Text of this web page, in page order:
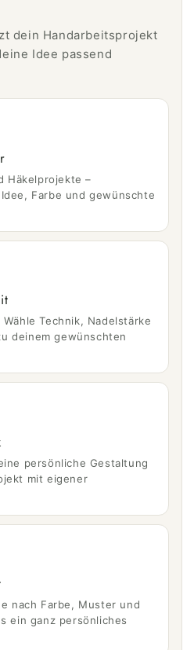
dein Handarbeitsprojekt
Idee passend
Häkelprojekte –
Farbe und gewünschte
Wähle Technik, Nadelstärke
deinem gewünschten
persönliche Gestaltung
mit eigener
nach Farbe, Muster und
ein ganz persönliches